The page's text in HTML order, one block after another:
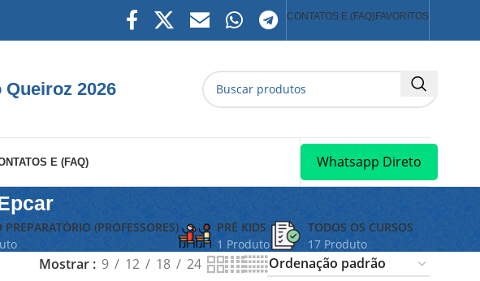
CONTATOS E (FAQ) FAVORITOS
2026
E (FAQ) Whatsapp Direto
PREPARATÓRIO (PROFESSORES)
PRÉ KIDS
1 Produto
TODOS OS CURSOS
17 Produto
Mostrar 9 12 18 24